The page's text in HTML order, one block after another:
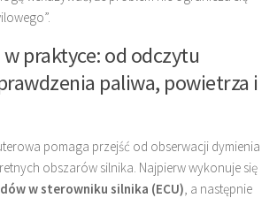
praktyce: od odczytu
paliwa, powietrza i
pomaga przejść od obserwacji dymienia
obszarów silnika. Najpierw wykonuje się
w sterowniku silnika (ECU) , a następnie